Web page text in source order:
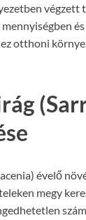
végzett
otthoni
évelő
megy